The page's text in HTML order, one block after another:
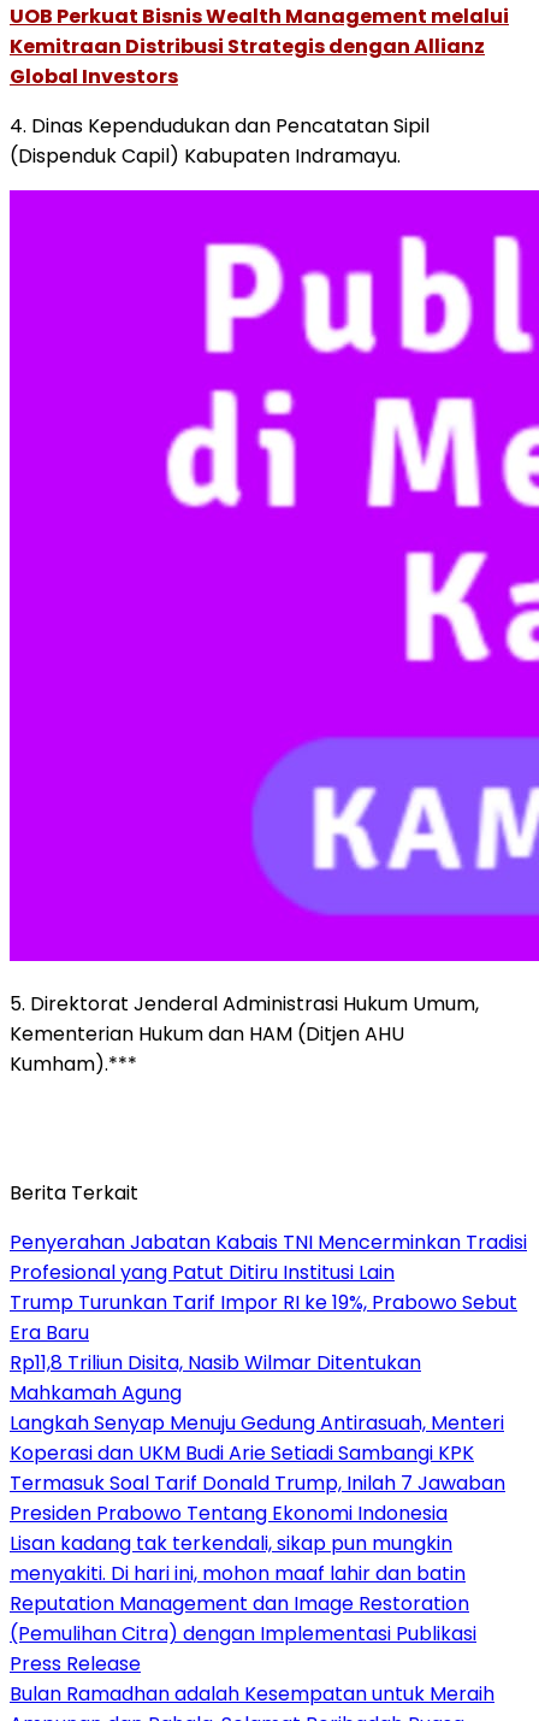
UOB Perkuat Bisnis Wealth Management melalui
Kemitraan Distribusi Strategis dengan Allianz
Global Investors
4. Dinas Kependudukan dan Pencatatan Sipil
(Dispenduk Capil) Kabupaten Indramayu.
5. Direktorat Jenderal Administrasi Hukum Umum,
Kementerian Hukum dan HAM (Ditjen AHU
Kumham).***
Berita Terkait
Penyerahan Jabatan Kabais TNI Mencerminkan Tradisi
Profesional yang Patut Ditiru Institusi Lain
Trump Turunkan Tarif Impor RI ke 19%, Prabowo Sebut
Era Baru
Rp11,8 Triliun Disita, Nasib Wilmar Ditentukan
Mahkamah Agung
Langkah Senyap Menuju Gedung Antirasuah, Menteri
Koperasi dan UKM Budi Arie Setiadi Sambangi KPK
Termasuk Soal Tarif Donald Trump, Inilah 7 Jawaban
Presiden Prabowo Tentang Ekonomi Indonesia
Lisan kadang tak terkendali, sikap pun mungkin
menyakiti. Di hari ini, mohon maaf lahir dan batin
Reputation Management dan Image Restoration
(Pemulihan Citra) dengan Implementasi Publikasi
Press Release
Bulan Ramadhan adalah Kesempatan untuk Meraih